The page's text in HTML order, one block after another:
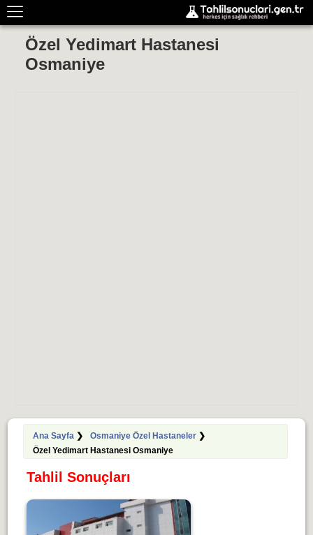
Özel Yedimart Hastanesi
Osmaniye
Ana Sayfa❯ Osmaniye Özel Hastaneler❯
Özel Yedimart Hastanesi Osmaniye
Tahlil Sonuçları